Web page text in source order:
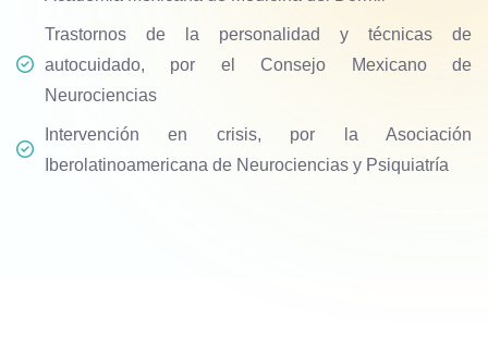
Trastornos de la personalidad y técnicas de
autocuidado, por el Consejo Mexicano de
Neurociencias
Intervención en crisis, por la Asociación
Iberolatinoamericana de Neurociencias y Psiquiatría